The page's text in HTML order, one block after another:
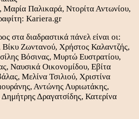
Παλικαρά, Ντορίτα Αντωνίου,
Kariera.gr
στα διαδραστικά πάνελ είναι οι:
Ζωντανού, Χρήστος Καλαντζής,
Βόσινας, Μυρτώ Ευστρατίου,
Ναυσικά Οικονομίδου, Εβίτα
Μελίνα Τσιλιού, Χριστίνα
Αντώνης Λυριωτάκης,
Δραγατσίδης, Κατερίνα